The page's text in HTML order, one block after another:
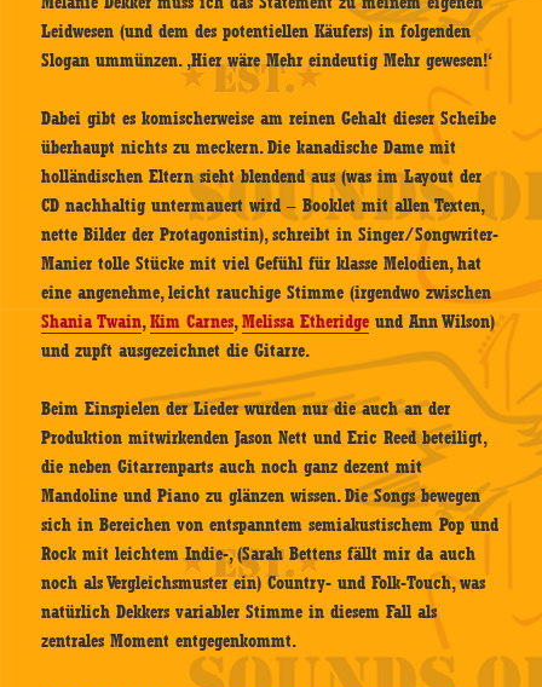
Leidwesen (und dem des potentiellen Käufers) in folgenden
Slogan ummünzen. ‚Hier wäre Mehr eindeutig Mehr gewesen!‘
Dabei gibt es komischerweise am reinen Gehalt dieser Scheibe
überhaupt nichts zu meckern. Die kanadische Dame mit
holländischen Eltern sieht blendend aus (was im Layout der
CD nachhaltig untermauert wird – Booklet mit allen Texten,
nette Bilder der Protagonistin), schreibt in Singer/Songwriter-
Manier tolle Stücke mit viel Gefühl für klasse Melodien, hat
eine angenehme, leicht rauchige Stimme (irgendwo zwischen
Shania Twain,Kim Carnes,Melissa Etheridge und Ann Wilson)
und zupft ausgezeichnet die Gitarre.
Beim Einspielen der Lieder wurden nur die auch an der
Produktion mitwirkenden Jason Nett und Eric Reed beteiligt,
die neben Gitarrenparts auch noch ganz dezent mit
Mandoline und Piano zu glänzen wissen. Die Songs bewegen
sich in Bereichen von entspanntem semiakustischem Pop und
Rock mit leichtem Indie-, (Sarah Bettens fällt mir da auch
noch als Vergleichsmuster ein) Country- und Folk-Touch, was
natürlich Dekkers variabler Stimme in diesem Fall als
zentrales Moment entgegenkommt.